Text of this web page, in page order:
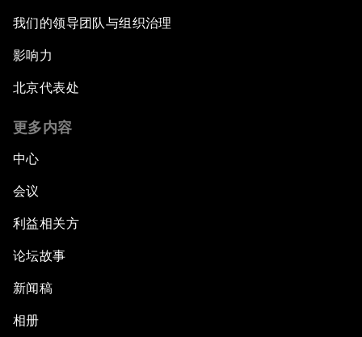
我们的领导团队与组织治理
影响力
北京代表处
更多内容
中心
会议
利益相关方
论坛故事
新闻稿
相册